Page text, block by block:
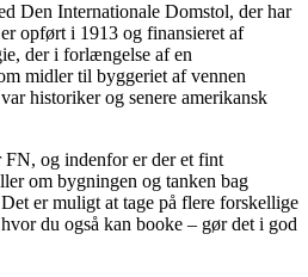
Den Internationale Domstol, der har
opført i 1913 og finansieret af
der i forlængelse af en
midler til byggeriet af vennen
historiker og senere amerikansk
FN, og indenfor er der et fint
om bygningen og tanken bag
er muligt at tage på flere forskellige
du også kan booke – gør det i god